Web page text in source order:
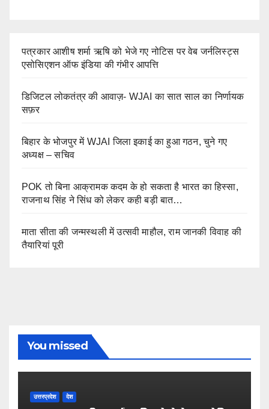
पत्रकार आशीष शर्मा ऋषि को भेजे गए नोटिस पर वेब जर्नलिस्ट्स
एसोसिएशन ऑफ इंडिया की गंभीर आपत्ति
डिजिटल लोकतंत्र की आवाज़- WJAI का सात साल का निर्णायक
सफ़र
बिहार के भोजपुर में WJAI जिला इकाई का हुआ गठन, चुने गए
अध्यक्ष – सचिव
POK तो बिना आक्रामक कदम के हो सकता है भारत का हिस्सा,
राजनाथ सिंह ने सिंध को लेकर कही बड़ी बात…
माता सीता की जन्मस्थली में उत्सवी माहौल, राम जानकी विवाह की
तैयारियां पूरी
You missed
उत्तरप्रदेश देश